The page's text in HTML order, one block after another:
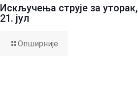
Искључења струје за уторак,
21. јул
Опширније